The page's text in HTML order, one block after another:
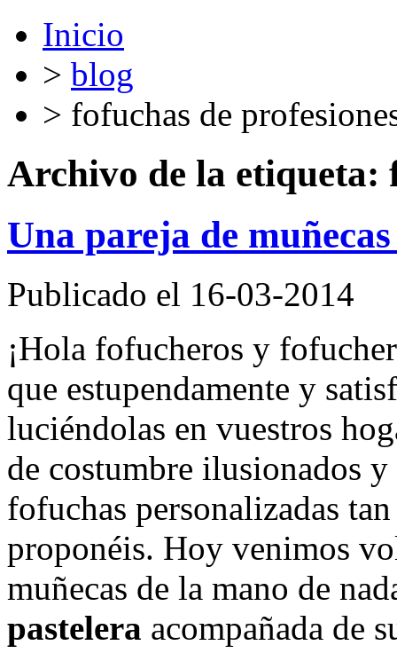
Inicio
> blog
> fofuchas de
Archivo de la etiqueta:
Una pareja de
Publicado el 16-03-2014
¡Hola fofucheros y
que estupendamente y
luciéndolas en vuestros
de costumbre ilusionados
fofuchas personalizadas
proponéis. Hoy venimos
muñecas de la mano de
pastelera acompañada de